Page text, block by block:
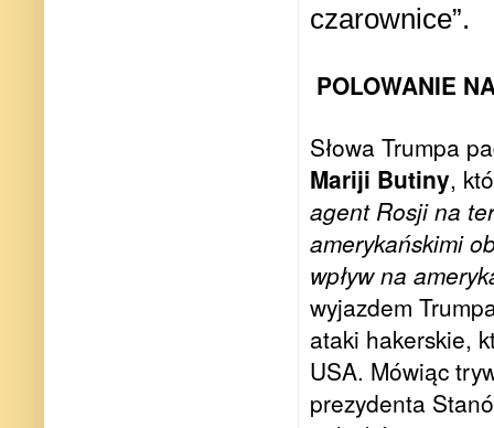
czarownice”.
POLOWANIE
Słowa Trumpa
Mariji Butiny,
agent Rosji na
amerykańskimi
wpływ na
wyjazdem
ataki hakerskie,
USA. Mówiąc
prezydenta